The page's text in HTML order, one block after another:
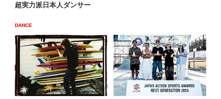
超実力派日本人ダンサー
DANCE